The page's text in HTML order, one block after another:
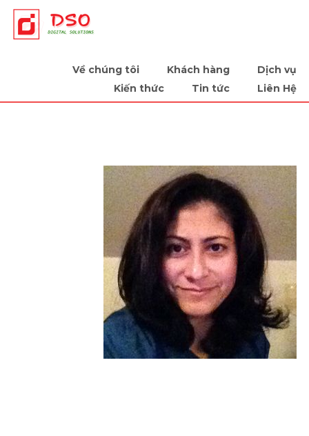
Tiếp sức cùng doanh nghiệp
Về chúng tôi Khách hàng
Dịch vụ
Kiến thức
Tin tức Liên Hệ